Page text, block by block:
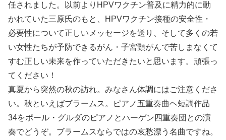
任されました。以前よりHPVワクチン普及に精力的に動
かれていた三原氏のもと、HPVワクチン接種の安全性・
必要性について正しいメッセージを送り、そして多くの若
い女性たちが予防できるがん・子宮頸がんで苦しまなくて
すむ正しい未来を作っていただきたいと思います。頑張っ
てください！
真夏から突然の秋の訪れ。みなさん体調にはご注意くださ
い。秋といえばブラームス。ピアノ五重奏曲ヘ短調作品
34をポール・グルダのピアノとハーゲン四重奏団との演
奏でどうぞ。ブラームスならではの哀愁漂う名曲ですね。